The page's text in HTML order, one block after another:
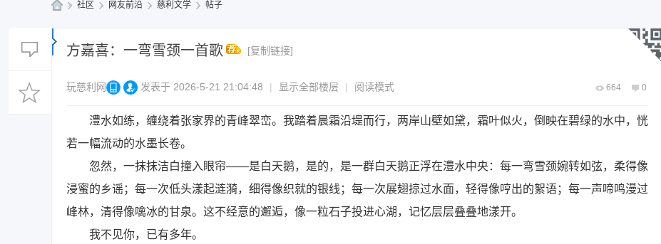
慈
» 社区 › 网友前沿 › 慈利文学 › 帖子
方嘉喜：一弯雪颈一首歌 [复制链接]
664 0
玩慈利网 发表于 2026-5-21 21:04:48 | 显示全部楼层 | 阅读模式
澧水如练，缠绕着张家界的青峰翠峦。我踏着晨霜沿堤而行，两岸山壁如黛，霜叶似火，倒映在碧绿的水中，恍
若一幅流动的水墨长卷。
忽然，一抹抹洁白撞入眼帘——是白天鹅，是的，是一群白天鹅正浮在澧水中央：每一弯雪颈婉转如弦，柔得像
浸蜜的乡谣；每一次低头漾起涟漪，细得像织就的银线；每一次展翅掠过水面，轻得像哼出的絮语；每一声啼鸣漫过
峰林，清得像噙冰的甘泉。这不经意的邂逅，像一粒石子投进心湖，记忆层层叠叠地漾开。
我不见你，已有多年。